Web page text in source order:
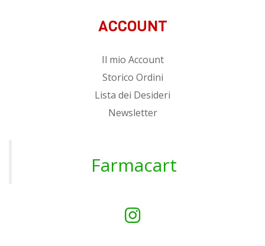
ACCOUNT
Il mio Account
Storico Ordini
Lista dei Desideri
Newsletter
Farmacart